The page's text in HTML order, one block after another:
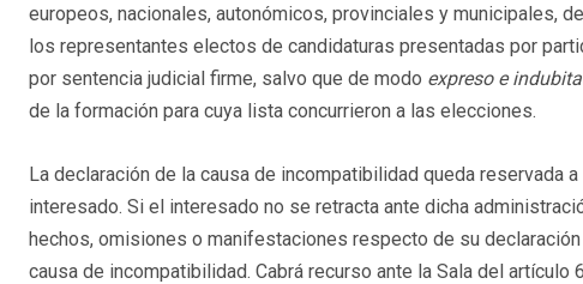
europeos, nacionales, autonómicos, provinciales y municipales, de
los representantes electos de candidaturas presentadas por
por sentencia judicial firme, salvo que de modo expreso e
de la formación para cuya lista concurrieron a las elecciones.
La declaración de la causa de incompatibilidad queda reservada
interesado. Si el interesado no se retracta ante dicha
hechos, omisiones o manifestaciones respecto de su
causa de incompatibilidad. Cabrá recurso ante la Sala del artículo